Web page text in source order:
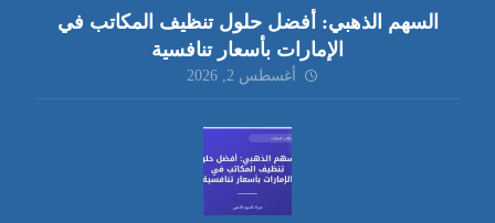
السهم الذهبي: أفضل حلول تنظيف المكاتب في
الإمارات بأسعار تنافسية
أغسطس 2, 2026